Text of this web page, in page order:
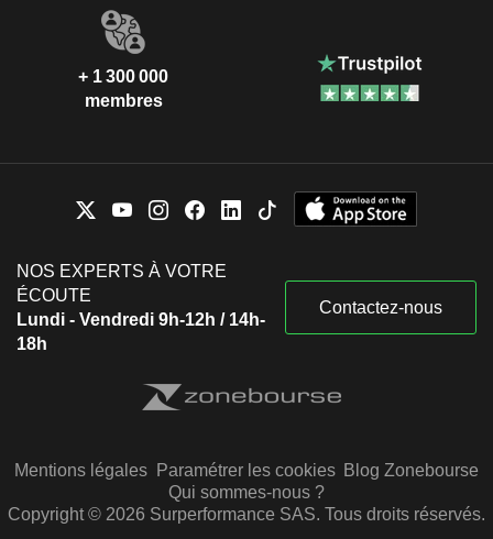
+ 1 300 000
membres
NOS EXPERTS À VOTRE
ÉCOUTE
Lundi - Vendredi 9h-12h / 14h-
18h
Contactez-nous
Mentions légales Paramétrer les cookies Blog Zonebourse
Qui sommes-nous ?
Copyright © 2026 Surperformance SAS. Tous droits réservés.